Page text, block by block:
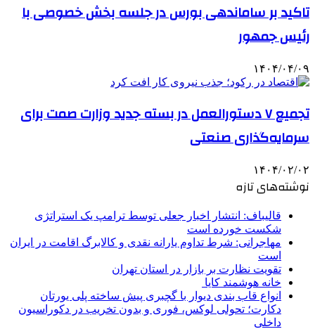
تاکید بر ساماندهی بورس در جلسه بخش خصوصی با
رئیس جمهور
۱۴۰۴/۰۴/۰۹
تجمیع ۷ دستورالعمل در بسته جدید وزارت صمت برای
سرمایه‌گذاری صنعتی
۱۴۰۴/۰۲/۰۲
نوشته‌های تازه
قالیباف: انتشار اخبار جعلی توسط ترامپ یک استراتژی
شکست خورده است
مهاجرانی: شرط تداوم یارانه نقدی و کالابرگ اقامت در ایران
است
تقویت نظارت بر بازار در استان تهران
خانه هوشمند کایا
انواع قاب بندی دیوار با گچبری پیش ساخته پلی یورتان
دکارت؛ تحولی لوکس، فوری و بدون تخریب در دکوراسیون
داخلی